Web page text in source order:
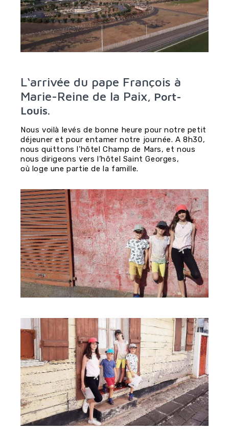
L‘arrivée du pape François à
Marie-Reine de la Paix, Port-
Louis.
Nous voilà levés de bonne heure pour notre petit
déjeuner et pour entamer notre journée. A 8h30,
nous quittons l’hôtel Champ de Mars, et nous
nous dirigeons vers l’hôtel Saint Georges,
où loge une partie de la famille.